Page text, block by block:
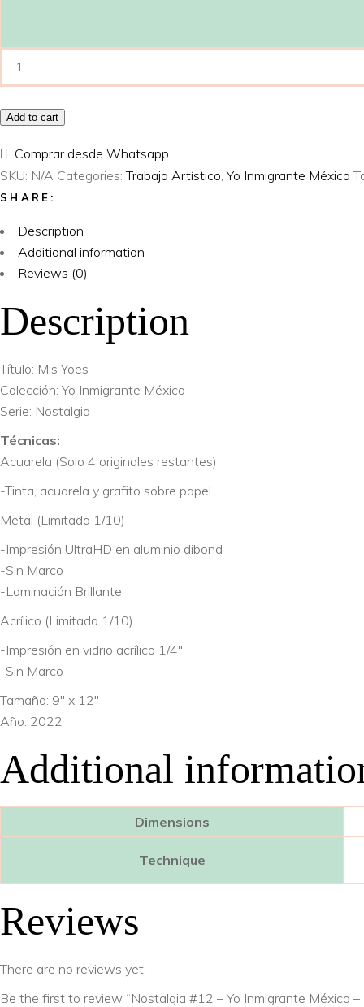
Yo
México
–
Mis
Yoes
quantity
Add to cart
Comprar desde Whatsapp
SKU: N/A Categories:Trabajo Artístico ,Yo Inmigrante México
SHARE:
Description
Additional information
Reviews (0)
Description
Título: Mis Yoes
Colección: Yo Inmigrante México
Serie: Nostalgia
Técnicas:
Acuarela (Solo 4 originales restantes)
-Tinta, acuarela y grafito sobre papel
Metal (Limitada 1/10)
-Impresión UltraHD en aluminio dibond
-Sin Marco
-Laminación Brillante
Acrílico (Limitado 1/10)
-Impresión en vidrio acrílico 1/4″
-Sin Marco
Tamaño: 9″ x 12″
Año: 2022
Additional
Dimensions
Technique
Reviews
There are no reviews yet.
Be the first to review “Nostalgia #12 – Yo Inmigrante México –